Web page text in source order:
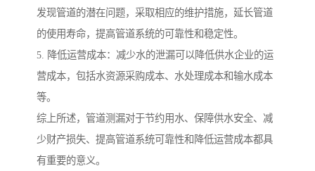
发现管道的潜在问题，采取相应的维护措施，延长管道
的使用寿命，提高管道系统的可靠性和稳定性。
5. 降低运营成本：减少水的泄漏可以降低供水企业的运
营成本，包括水资源采购成本、水处理成本和输水成本
等。
综上所述，管道测漏对于节约用水、保障供水安全、减
少财产损失、提高管道系统可靠性和降低运营成本都具
有重要的意义。